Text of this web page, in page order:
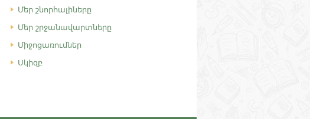
Մեր շնորհալիները
Մեր շրջանավարտները
Միջոցառումներ
Սկիզբ